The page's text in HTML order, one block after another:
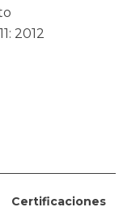
2012
Certificaciones